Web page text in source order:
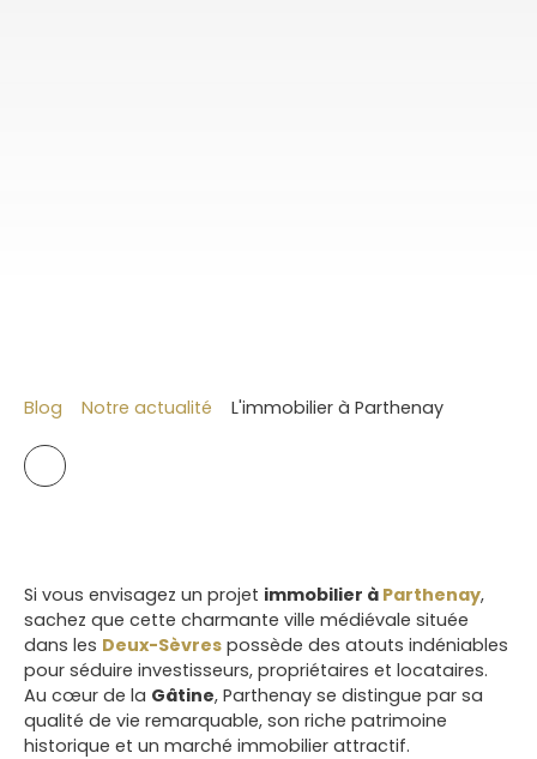
Blog Notre actualité L'immobilier à Parthenay
Si vous envisagez un projet immobilier à Parthenay,
sachez que cette charmante ville médiévale située
dans les Deux-Sèvres possède des atouts indéniables
pour séduire investisseurs, propriétaires et locataires.
Au cœur de la Gâtine, Parthenay se distingue par sa
qualité de vie remarquable, son riche patrimoine
historique et un marché immobilier attractif.